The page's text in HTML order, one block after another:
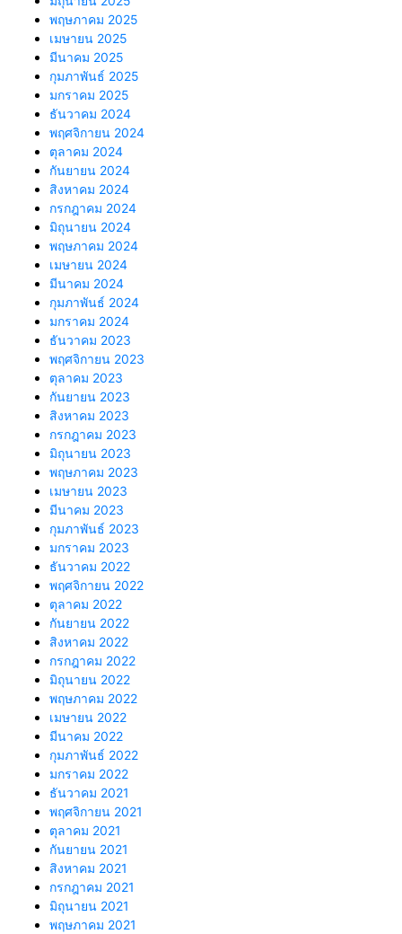
พฤษภาคม 2025
เมษายน 2025
มีนาคม 2025
กุมภาพันธ์ 2025
มกราคม 2025
ธันวาคม 2024
พฤศจิกายน 2024
ตุลาคม 2024
กันยายน 2024
สิงหาคม 2024
กรกฎาคม 2024
มิถุนายน 2024
พฤษภาคม 2024
เมษายน 2024
มีนาคม 2024
กุมภาพันธ์ 2024
มกราคม 2024
ธันวาคม 2023
พฤศจิกายน 2023
ตุลาคม 2023
กันยายน 2023
สิงหาคม 2023
กรกฎาคม 2023
มิถุนายน 2023
พฤษภาคม 2023
เมษายน 2023
มีนาคม 2023
กุมภาพันธ์ 2023
มกราคม 2023
ธันวาคม 2022
พฤศจิกายน 2022
ตุลาคม 2022
กันยายน 2022
สิงหาคม 2022
กรกฎาคม 2022
มิถุนายน 2022
พฤษภาคม 2022
เมษายน 2022
มีนาคม 2022
กุมภาพันธ์ 2022
มกราคม 2022
ธันวาคม 2021
พฤศจิกายน 2021
ตุลาคม 2021
กันยายน 2021
สิงหาคม 2021
กรกฎาคม 2021
มิถุนายน 2021
พฤษภาคม 2021